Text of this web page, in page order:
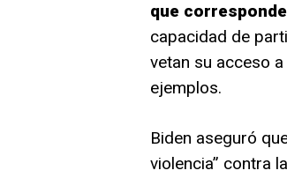
que
capacidad de
vetan su acceso
ejemplos.
Biden aseguró
violencia” contra